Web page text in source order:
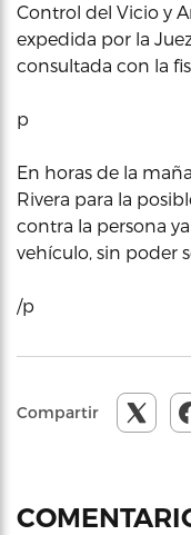
Control del Vicio y
expedida por la
consultada con la
p
En horas de la
Rivera para la
contra la persona
vehículo, sin poder
/p
Compartir